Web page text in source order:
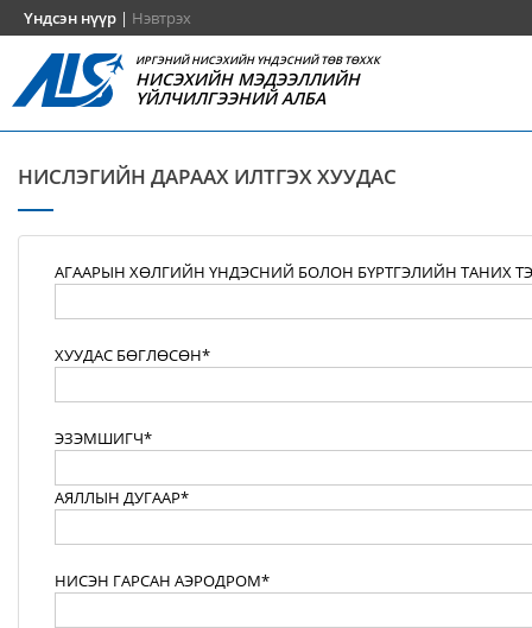
Үндсэн нүүр | Нэвтрэх
ИРГЭНИЙ НИСЭХИЙН ҮНДЭСНИЙ ТӨВ ТӨХХК
НИСЭХИЙН МЭДЭЭЛЛИЙН
ҮЙЛЧИЛГЭЭНИЙ АЛБА
НИСЛЭГИЙН ДАРААХ ИЛТГЭХ ХУУДАС
АГААРЫН ХӨЛГИЙН ҮНДЭСНИЙ БОЛОН БҮРТГЭЛИЙН ТАНИХ
ХУУДАС БӨГЛӨСӨН*
ЭЗЭМШИГЧ*
АЯЛЛЫН ДУГААР*
НИСЭН ГАРСАН АЭРОДРОМ*